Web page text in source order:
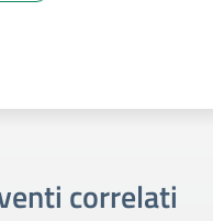
correlati